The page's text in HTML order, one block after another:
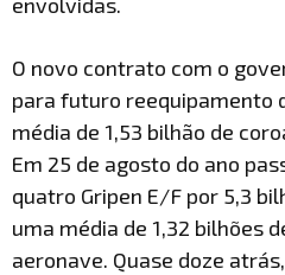
O novo contrato com o
para futuro reequipamento
média de 1,53 bilhão de
Em 25 de agosto do ano
quatro Gripen E/F por 5,3
uma média de 1,32 bilhões
aeronave. Quase doze